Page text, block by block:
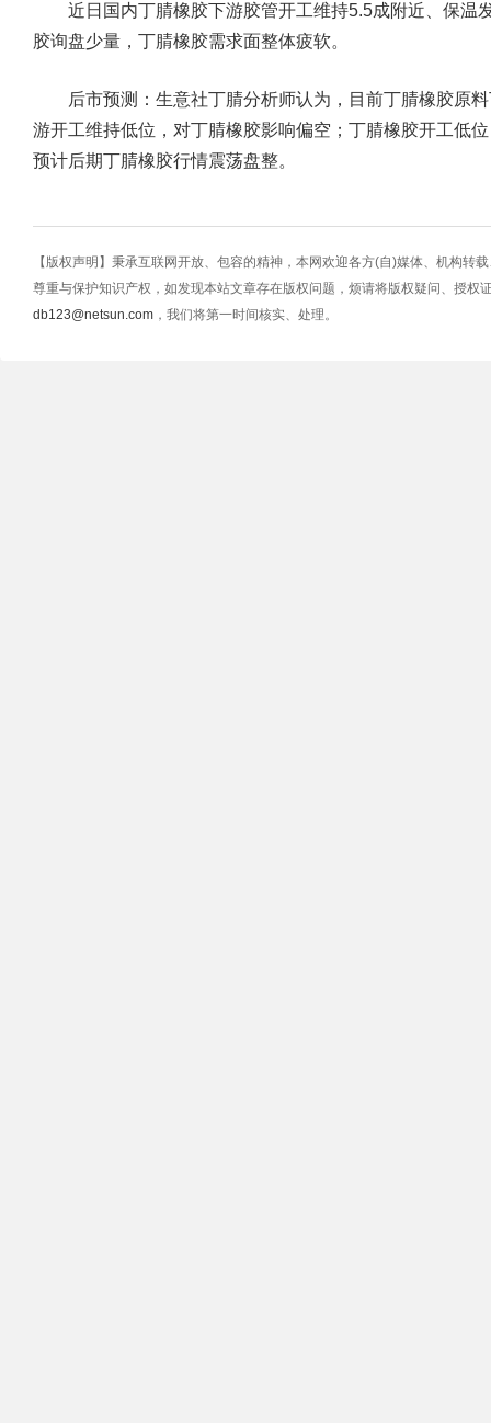
近日国内丁腈橡胶下游胶管开工维持5.5成附近、保温
胶询盘少量，丁腈橡胶需求面整体疲软。
后市预测：生意社丁腈分析师认为，目前丁腈橡胶原料
游开工维持低位，对丁腈橡胶影响偏空；丁腈橡胶开工低
预计后期丁腈橡胶行情震荡盘整。
【版权声明】秉承互联网开放、包容的精神，本网欢迎各方(自)媒体、机构转
尊重与保护知识产权，如发现本站文章存在版权问题，烦请将版权疑问、授权
db123@netsun.com ，我们将第一时间核实、处理。